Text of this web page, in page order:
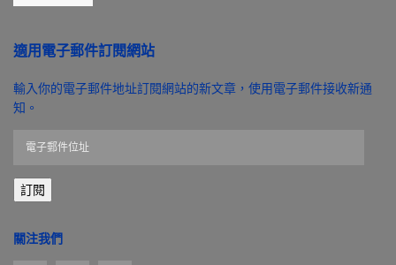
適用電子郵件訂閱網站
輸入你的電子郵件地址訂閱網站的新文章，使用電子郵件接收新通
知。
郵
件
址
訂閱
關注我們